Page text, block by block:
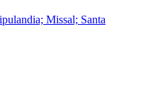
Missal; Santa